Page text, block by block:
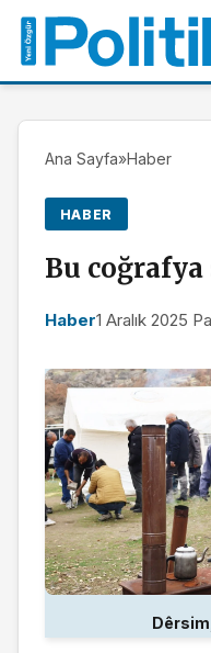
Ana Sayfa»Haber
HABER
Bu
Haber1 Aralık 2025